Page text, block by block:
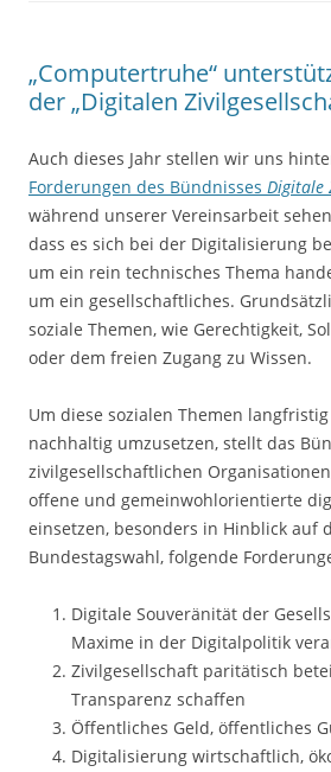
„Computertruhe“
der „Digitalen
Auch dieses Jahr stellen wir uns
Forderungen des Bündnisses Digitale
während unserer Vereinsarbeit
dass es sich bei der Digitalisierung
um ein rein technisches Thema
um ein gesellschaftliches.
soziale Themen, wie Gerechtigkeit,
oder dem freien Zugang zu Wissen.
Um diese sozialen Themen
nachhaltig umzusetzen, stellt das
zivilgesellschaftlichen
offene und gemeinwohlorientierte
einsetzen, besonders in Hinblick auf
Bundestagswahl, folgende
Digitale Souveränität der
Maxime in der Digital­politik
Zivilgesellschaft paritätisch
Transparenz schaffen
Öffentliches Geld, öffentliches
Digitalisierung wirtschaftlich,